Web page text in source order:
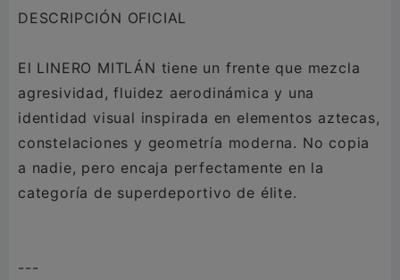
DESCRIPCIÓN OFICIAL
El LINERO MITLÁN tiene un frente que mezcla
agresividad, fluidez aerodinámica y una
identidad visual inspirada en elementos aztecas,
constelaciones y geometría moderna. No copia
a nadie, pero encaja perfectamente en la
categoría de superdeportivo de élite.
---